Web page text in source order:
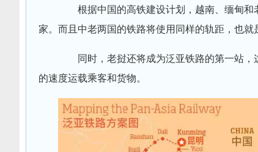
根据中国的高铁建设计划，越南、缅甸和
家。而且中老两国的铁路将使用同样的轨距，也就
同时，老挝还将成为泛亚铁路的第一站，
的速度运载乘客和货物。